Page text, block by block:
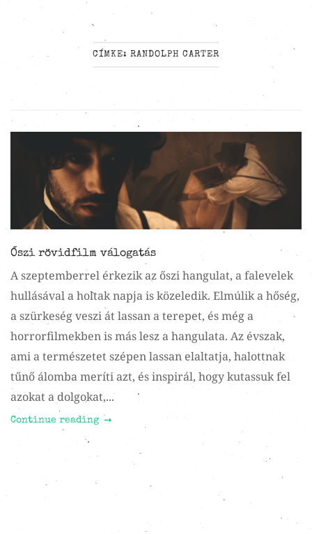
CÍMKE: RANDOLPH CARTER
Őszi rövidfilm válogatás
A szeptemberrel érkezik az őszi hangulat, a falevelek
hullásával a holtak napja is közeledik. Elmúlik a hőség,
a szürkeség veszi át lassan a terepet, és még a
horrorfilmekben is más lesz a hangulata. Az évszak,
ami a természetet szépen lassan elaltatja, halottnak
tűnő álomba meríti azt, és inspirál, hogy kutassuk fel
azokat a dolgokat,...
Continue reading